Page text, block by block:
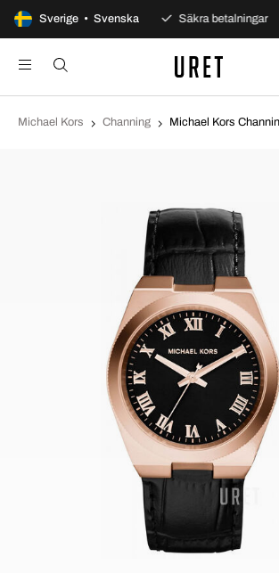
Sverige • Svenska
100 dagars öppet köp Säkra betalningar
Michael Kors Channing